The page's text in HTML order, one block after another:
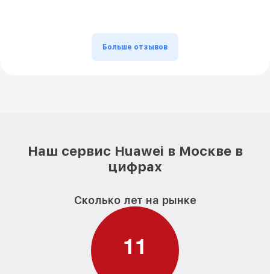
Больше отзывов
Наш сервис Huawei в Москве в
цифрах
Сколько лет на рынке
11